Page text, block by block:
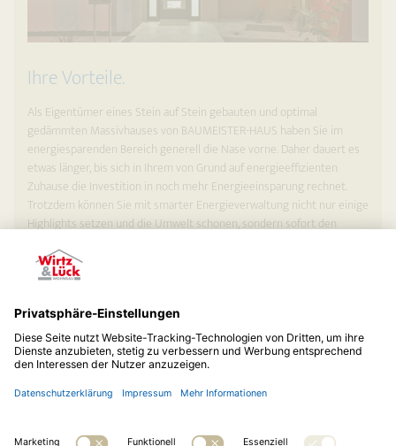
Ihre Vorteile.
Als Eigentümer eines Stein auf Stein gebauten und optimal
gedämmten Massivhauses von BAUMEISTER-HAUS haben Sie im
energiesparenden Bereich generell die Nase vorne. Daher dauert es
etwas länger, bis sich in Ihrem von Grund auf energieeffizienten
Zuhause die Investition in noch mehr Energieeinsparung rechnet.
Trotzdem können Sie mit smarter Energieverwaltung nicht nur einige
Highlights setzen und die Umwelt schonen, sondern sofort den
Zurück zur Übersicht »